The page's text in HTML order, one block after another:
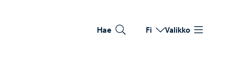
Hae Vaihda kieltä
Nykyinen kieli: Suomi
Fi Valikko